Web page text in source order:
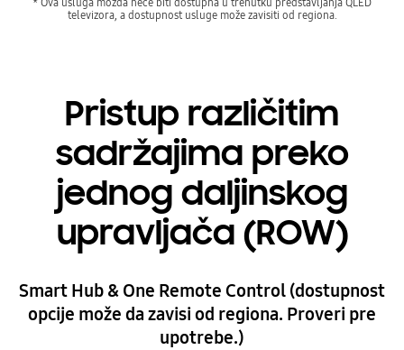
televizora, a dostupnost usluge može zavisiti od regiona.
Pristup različitim
sadržajima preko
jednog daljinskog
upravljača (ROW)
Smart Hub & One Remote Control (dostupnost
opcije može da zavisi od regiona. Proveri pre
upotrebe.)